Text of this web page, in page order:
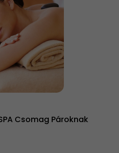
Csomag Pároknak